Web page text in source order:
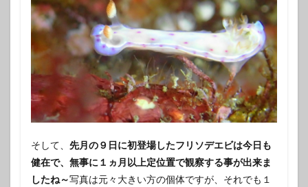
そして、 先月の９日に初登場したフリソデエビは今日も
健在で、無事に１ヵ月以上定位置で観察する事が出来ま
したね～写真は元々大きい方の個体ですが、それでも１